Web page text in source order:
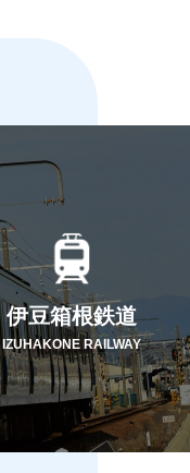
伊豆箱根鉄道
IZUHAKONE RAILWAY